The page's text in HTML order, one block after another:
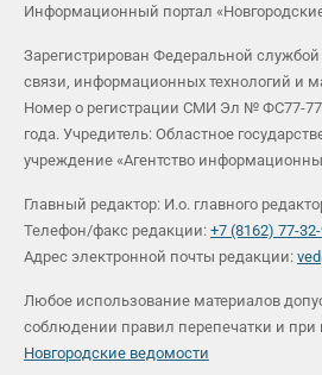
Информационный портал
Зарегистрирован Федеральной
связи, информационных технологий и
Номер о регистрации СМИ Эл № ФС77-
года. Учредитель: Областное
учреждение «Агентство
Главный редактор: И.о. главного
Телефон/факс редакции: +7 (8162) 77-
Адрес электронной почты редакции:
Любое использование материалов
соблюдении правил перепечатки и
Новгородские ведомости